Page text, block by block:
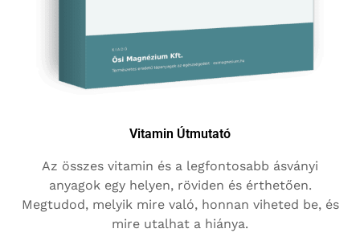
Vitamin Útmutató
Az összes vitamin és a legfontosabb ásványi
anyagok egy helyen, röviden és érthetően.
Megtudod, melyik mire való, honnan viheted be, és
mire utalhat a hiánya.